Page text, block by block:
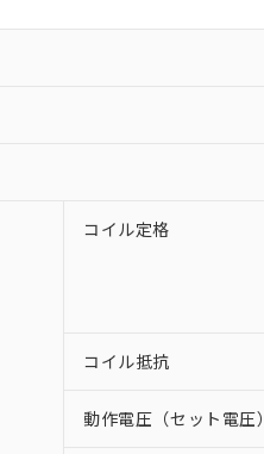
コイル定格
コイル抵抗
動作電圧（セット電圧）